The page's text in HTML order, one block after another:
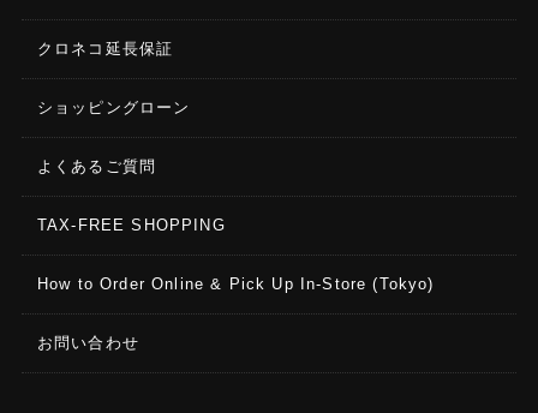
クロネコ延長保証
ショッピングローン
よくあるご質問
TAX-FREE SHOPPING
How to Order Online & Pick Up In-Store (Tokyo)
お問い合わせ